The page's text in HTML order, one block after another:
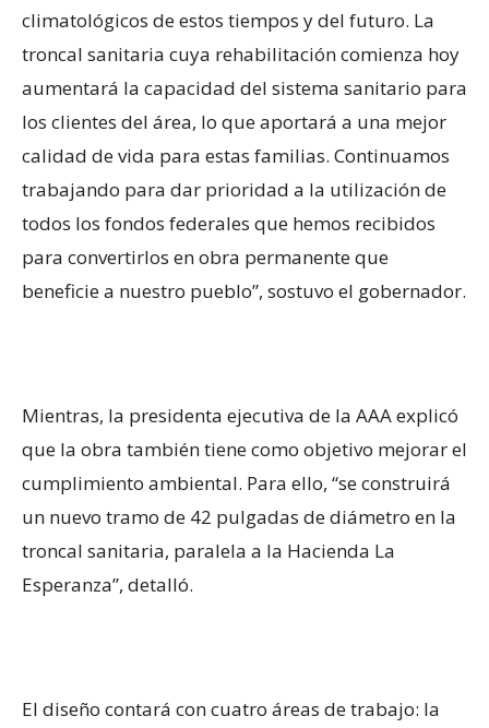
climatológicos de estos tiempos y del futuro. La
troncal sanitaria cuya rehabilitación comienza hoy
aumentará la capacidad del sistema sanitario para
los clientes del área, lo que aportará a una mejor
calidad de vida para estas familias. Continuamos
trabajando para dar prioridad a la utilización de
todos los fondos federales que hemos recibidos
para convertirlos en obra permanente que
beneficie a nuestro pueblo”, sostuvo el gobernador.
Mientras, la presidenta ejecutiva de la AAA explicó
que la obra también tiene como objetivo mejorar el
cumplimiento ambiental. Para ello, “se construirá
un nuevo tramo de 42 pulgadas de diámetro en la
troncal sanitaria, paralela a la Hacienda La
Esperanza”, detalló.
El diseño contará con cuatro áreas de trabajo: la